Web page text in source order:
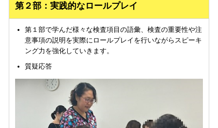
第２部：実践的なロールプレイ
第１部で学んだ様々な検査項目の語彙、検査の重要性や注
意事項の説明を実際にロールプレイを行いながらスピーキ
ング力を強化していきます。
質疑応答